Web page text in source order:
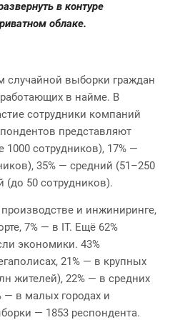
в контуре
облаке.
случайной выборки граждан
работающих в найме. В
сотрудники компаний
представляют
сотрудников), 17% —
35% — средний (51–250
(до 50 сотрудников).
и инжиниринге,
7% — в IT. Ещё 62%
экономики. 43%
21% — в крупных
жителей), 22% — в средних
— в малых городах и
— 1853 респондента.